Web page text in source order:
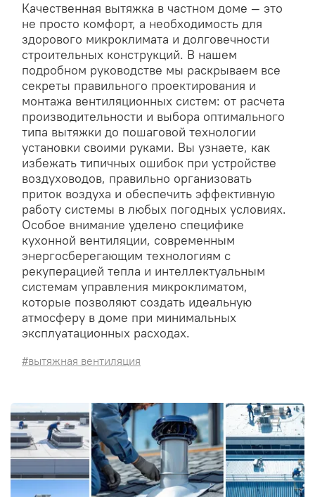
Качественная вытяжка в частном доме — это
не просто комфорт, а необходимость для
здорового микроклимата и долговечности
строительных конструкций. В нашем
подробном руководстве мы раскрываем все
секреты правильного проектирования и
монтажа вентиляционных систем: от расчета
производительности и выбора оптимального
типа вытяжки до пошаговой технологии
установки своими руками. Вы узнаете, как
избежать типичных ошибок при устройстве
воздуховодов, правильно организовать
приток воздуха и обеспечить эффективную
работу системы в любых погодных условиях.
Особое внимание уделено специфике
кухонной вентиляции, современным
энергосберегающим технологиям с
рекуперацией тепла и интеллектуальным
системам управления микроклиматом,
которые позволяют создать идеальную
атмосферу в доме при минимальных
эксплуатационных расходах.
#вытяжная вентиляция